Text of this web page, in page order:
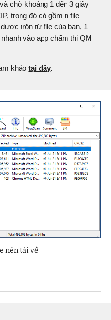
chờ khoảng 1 đến 3 giây,
trong đó có gồm n file
trộn từ file của bạn, 1
vào app chấm thi QM
khảotại đây.
nén tải về